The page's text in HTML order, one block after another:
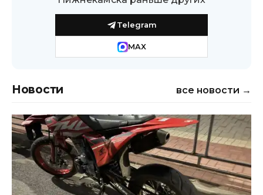
Telegram
MAX
Новости все новости →